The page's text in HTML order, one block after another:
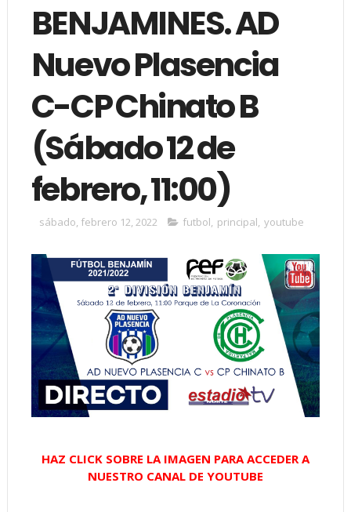
BENJAMINES. AD
Nuevo Plasencia
C-CP Chinato B
(Sábado 12 de
febrero, 11:00)
sábado, febrero 12, 2022 futbol, principal, youtube
HAZ CLICK SOBRE LA IMAGEN PARA ACCEDER A
NUESTRO CANAL DE YOUTUBE